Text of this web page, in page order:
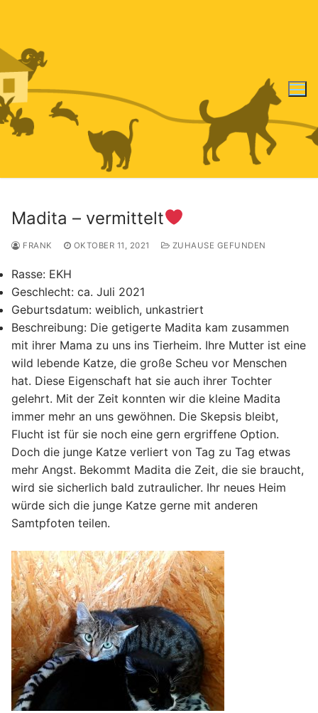
Madita – vermittelt
FRANK OKTOBER 11, 2021 ZUHAUSE GEFUNDEN
Rasse: EKH
Geschlecht: ca. Juli 2021
Geburtsdatum: weiblich, unkastriert
Beschreibung: Die getigerte Madita kam zusammen
mit ihrer Mama zu uns ins Tierheim. Ihre Mutter ist eine
wild lebende Katze, die große Scheu vor Menschen
hat. Diese Eigenschaft hat sie auch ihrer Tochter
gelehrt. Mit der Zeit konnten wir die kleine Madita
immer mehr an uns gewöhnen. Die Skepsis bleibt,
Flucht ist für sie noch eine gern ergriffene Option.
Doch die junge Katze verliert von Tag zu Tag etwas
mehr Angst. Bekommt Madita die Zeit, die sie braucht,
wird sie sicherlich bald zutraulicher. Ihr neues Heim
würde sich die junge Katze gerne mit anderen
Samtpfoten teilen.